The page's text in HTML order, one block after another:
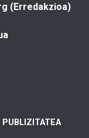
(Erredakzioa)
PUBLIZITATEA